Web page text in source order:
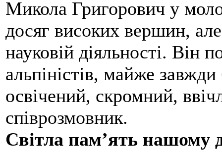
Микола Григорович у
досяг високих вершин,
науковій діяльності. Він
альпіністів, майже
освічений, скромний,
співрозмовник.
Світла пам’ять нашому